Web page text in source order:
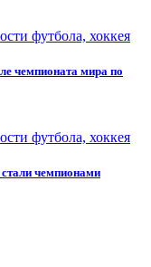
футбола, хоккея
чемпионата мира по
футбола, хоккея
чемпионами